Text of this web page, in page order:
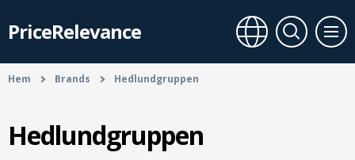
PriceRelevance
Hem Brands Hedlundgruppen
Hedlundgruppen